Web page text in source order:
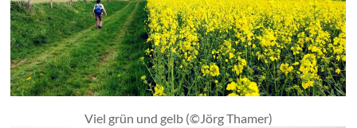
Viel grün und gelb (©Jörg Thamer)